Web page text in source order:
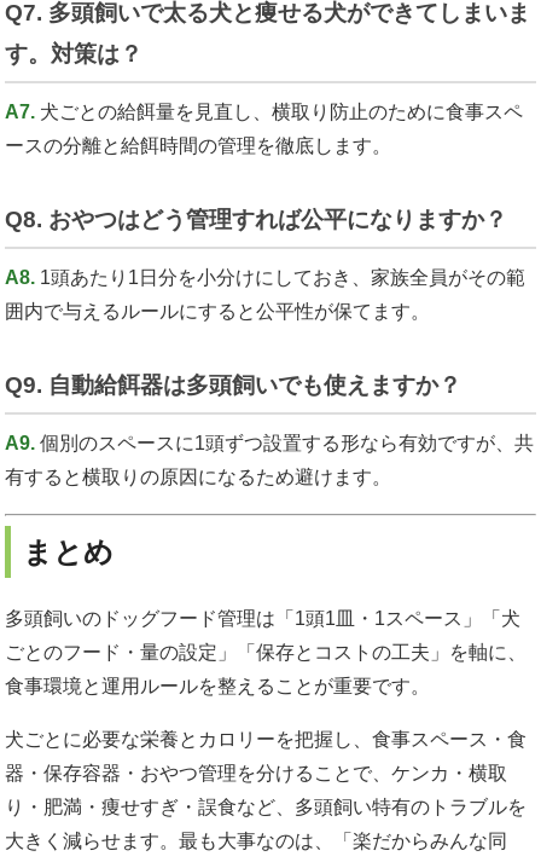
Q7. 多頭飼いで太る犬と痩せる犬ができてしまいま
す。対策は？
A7. 犬ごとの給餌量を見直し、横取り防止のために食事スペ
ースの分離と給餌時間の管理を徹底します。
Q8. おやつはどう管理すれば公平になりますか？
A8. 1頭あたり1日分を小分けにしておき、家族全員がその範
囲内で与えるルールにすると公平性が保てます。
Q9. 自動給餌器は多頭飼いでも使えますか？
A9. 個別のスペースに1頭ずつ設置する形なら有効ですが、共
有すると横取りの原因になるため避けます。
まとめ
多頭飼いのドッグフード管理は「1頭1皿・1スペース」「犬
ごとのフード・量の設定」「保存とコストの工夫」を軸に、
食事環境と運用ルールを整えることが重要です。
犬ごとに必要な栄養とカロリーを把握し、食事スペース・食
器・保存容器・おやつ管理を分けることで、ケンカ・横取
り・肥満・痩せすぎ・誤食など、多頭飼い特有のトラブルを
大きく減らせます。最も大事なのは、「楽だからみんな同